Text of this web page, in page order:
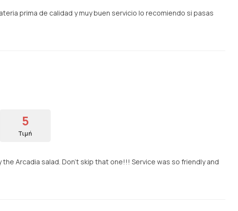
prima de calidad y muy buen servicio lo recomiendo si pasas
5
Τιμή
Arcadia salad. Don't skip that one!!! Service was so friendly and